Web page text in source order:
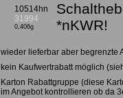
10514hn
31994
0,406g
*nKWR!
wieder lieferbar aber begrenzte
kein Kaufwertrabatt möglich
Karton Rabattgruppe (diese
im Angebot kontrollieren ob da